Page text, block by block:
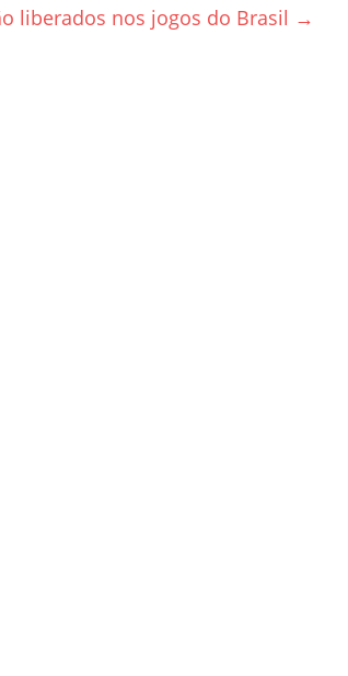
liberados nos jogos do Brasil →